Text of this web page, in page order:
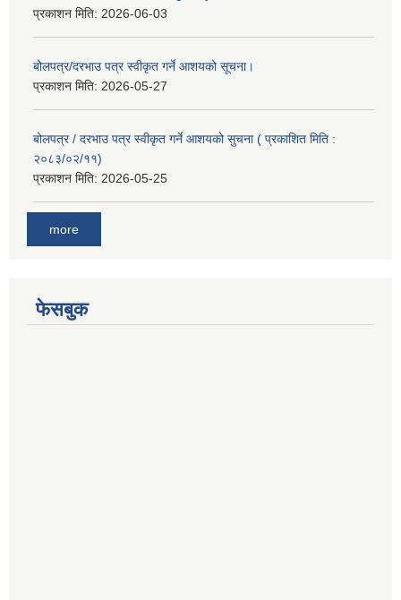
प्रकाशन मिति: 2026-06-03
बोलपत्र/दरभाउ पत्र स्वीकृत गर्ने आशयको सूचना।
प्रकाशन मिति: 2026-05-27
बोलपत्र / दरभाउ पत्र स्वीकृत गर्ने आशयको सुचना ( प्रकाशित मिति :
२०८३/०२/११)
प्रकाशन मिति: 2026-05-25
more
फेसबुक